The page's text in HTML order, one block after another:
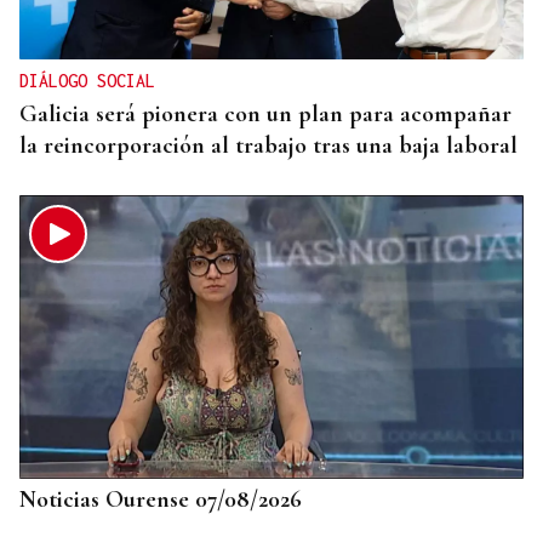
DIÁLOGO SOCIAL
Galicia será pionera con un plan para acompañar
la reincorporación al trabajo tras una baja laboral
Noticias Ourense 07/08/2026